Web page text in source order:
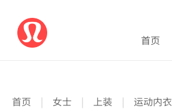
首页
首页 | 女士 | 上装 | 运动内衣